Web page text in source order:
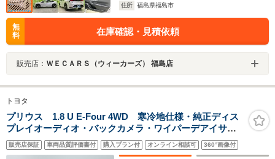
住所
福島県福島市
無
料
在庫確認・見積依頼
販売店： ＷＥＣＡＲＳ（ウィーカーズ） 福島店
トヨタ
プリウス 1.8 U E-Four 4WD 寒冷地仕様・純正ディス
プレイオーディオ・バックカメラ・ワイパーデアイサ
ー・トヨタセーフティーセンス・追従型クルーズコント
ロール・AC100V・D/N席シートヒーター・社外前後ドラ
販売店保証 車両品質評価書付 購入プラン付 オンライン相談可 360°画像付